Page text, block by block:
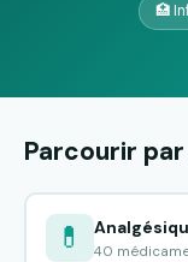
🏥
Parcourir
💊 40